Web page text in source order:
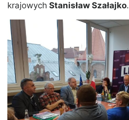
krajowych Stanisław Szałajko.